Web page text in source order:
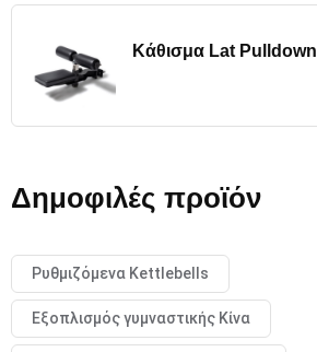
Κάθισμα Lat Pulldown
Δημοφιλές προϊόν
Ρυθμιζόμενα Kettlebells
Εξοπλισμός γυμναστικής Κίνα